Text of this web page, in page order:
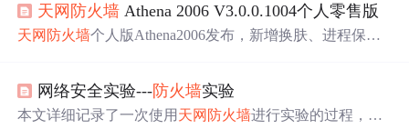
可保障网络通讯和服务的正常运行。
天网 防火墙 Athena 2006 V3.0.0.1004个人零售版
天网 防火墙个人版Athena2006发布，新增换肤、进程保护
能力。网络安全实验---防火墙实验
本文详细记录了一次使用 天网 防火墙进行实验的过程，包